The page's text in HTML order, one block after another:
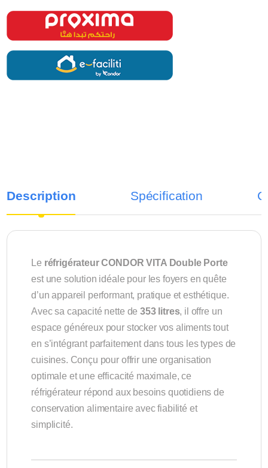
Description Spécification
Le réfrigérateur CONDOR VITA Double Porte
est une solution idéale pour les foyers en quête
d’un appareil performant, pratique et esthétique.
Avec sa capacité nette de353 litres, il offre un
espace généreux pour stocker vos aliments tout
en s’intégrant parfaitement dans tous les types de
cuisines. Conçu pour offrir une organisation
optimale et une efficacité maximale, ce
réfrigérateur répond aux besoins quotidiens de
conservation alimentaire avec fiabilité et
simplicité.